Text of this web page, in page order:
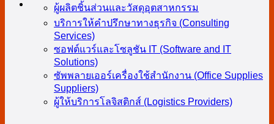
ผู้ผลิตชิ้นส่วนและวัสดุอุตสาหกรรม
บริการให้คำปรึกษาทางธุรกิจ (Consulting
Services)
ซอฟต์แวร์และโซลูชัน IT (Software and IT
Solutions)
ซัพพลายเออร์เครื่องใช้สำนักงาน (Office Supplies
Suppliers)
ผู้ให้บริการโลจิสติกส์ (Logistics Providers)